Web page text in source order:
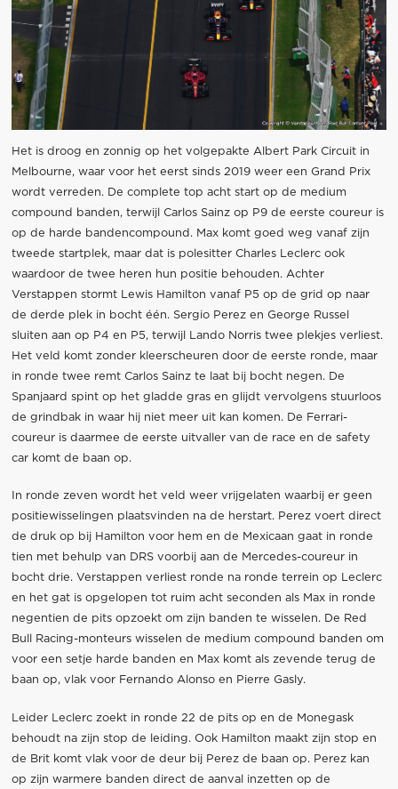
Het is droog en zonnig op het volgepakte Albert Park Circuit in
Melbourne, waar voor het eerst sinds 2019 weer een Grand Prix
wordt verreden. De complete top acht start op de medium
compound banden, terwijl Carlos Sainz op P9 de eerste coureur is
op de harde bandencompound. Max komt goed weg vanaf zijn
tweede startplek, maar dat is polesitter Charles Leclerc ook
waardoor de twee heren hun positie behouden. Achter
Verstappen stormt Lewis Hamilton vanaf P5 op de grid op naar
de derde plek in bocht één. Sergio Perez en George Russel
sluiten aan op P4 en P5, terwijl Lando Norris twee plekjes verliest.
Het veld komt zonder kleerscheuren door de eerste ronde, maar
in ronde twee remt Carlos Sainz te laat bij bocht negen. De
Spanjaard spint op het gladde gras en glijdt vervolgens stuurloos
de grindbak in waar hij niet meer uit kan komen. De Ferrari-
coureur is daarmee de eerste uitvaller van de race en de safety
car komt de baan op.
In ronde zeven wordt het veld weer vrijgelaten waarbij er geen
positiewisselingen plaatsvinden na de herstart. Perez voert direct
de druk op bij Hamilton voor hem en de Mexicaan gaat in ronde
tien met behulp van DRS voorbij aan de Mercedes-coureur in
bocht drie. Verstappen verliest ronde na ronde terrein op Leclerc
en het gat is opgelopen tot ruim acht seconden als Max in ronde
negentien de pits opzoekt om zijn banden te wisselen. De Red
Bull Racing-monteurs wisselen de medium compound banden om
voor een setje harde banden en Max komt als zevende terug de
baan op, vlak voor Fernando Alonso en Pierre Gasly.
Leider Leclerc zoekt in ronde 22 de pits op en de Monegask
behoudt na zijn stop de leiding. Ook Hamilton maakt zijn stop en
de Brit komt vlak voor de deur bij Perez de baan op. Perez kan
op zijn warmere banden direct de aanval inzetten op de